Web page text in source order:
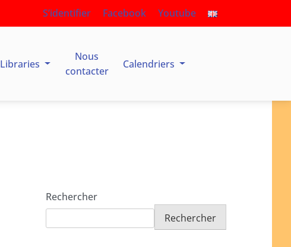
S’identifier Facebook Youtube
Libraries
Nous
contacter
Calendriers
Rechercher
Rechercher